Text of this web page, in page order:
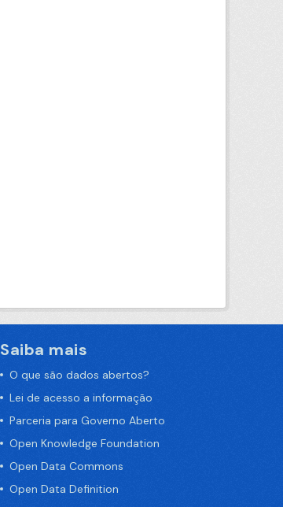
Saiba mais
O que são dados abertos?
Lei de acesso a informação
Parceria para Governo Aberto
Open Knowledge Foundation
Open Data Commons
Open Data Definition